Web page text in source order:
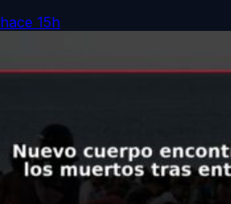
hace 15h